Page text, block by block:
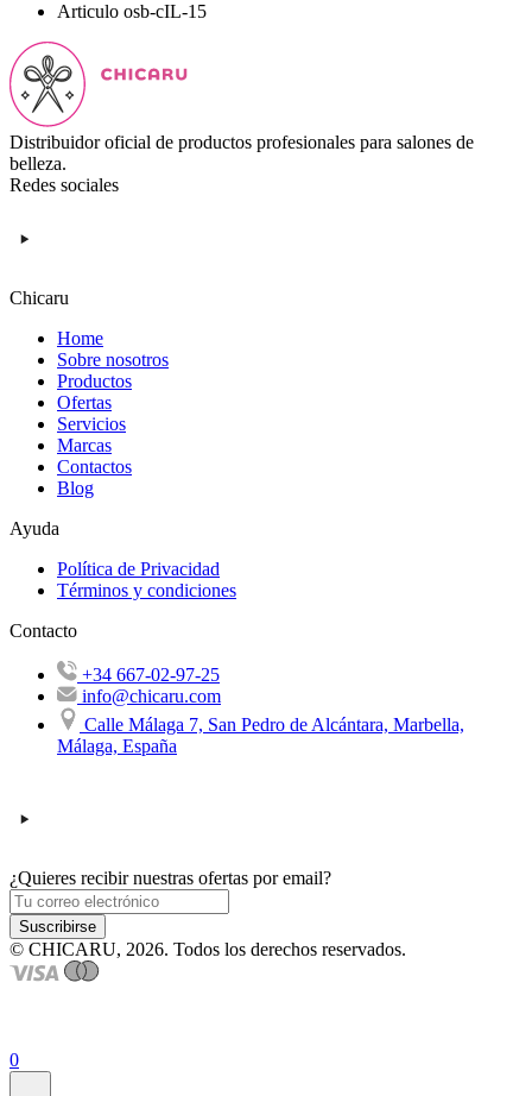
Articulo osb-cIL-15
Distribuidor oficial de productos profesionales para salones de
belleza.
Redes sociales
Chicaru
Home
Sobre nosotros
Productos
Ofertas
Servicios
Marcas
Contactos
Blog
Ayuda
Política de Privacidad
Términos y condiciones
Contacto
+34 667-02-97-25
info@chicaru.com
Calle Málaga 7, San Pedro de Alcántara, Marbella,
Málaga, España
¿Quieres recibir nuestras ofertas por email?
Suscribirse
© CHICARU, 2026. Todos los derechos reservados.
0